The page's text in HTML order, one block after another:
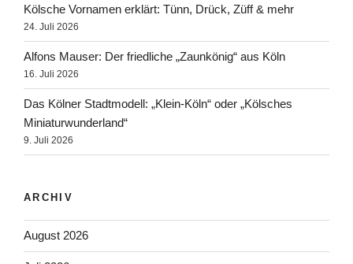
Kölsche Vornamen erklärt: Tünn, Drück, Züff & mehr
24. Juli 2026
Alfons Mauser: Der friedliche „Zaunkönig“ aus Köln
16. Juli 2026
Das Kölner Stadtmodell: „Klein-Köln“ oder „Kölsches
Miniaturwunderland“
9. Juli 2026
ARCHIV
August 2026